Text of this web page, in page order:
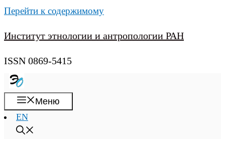
Перейти к содержимому
Институт этнологии и антропологии РАН
ISSN 0869-5415
Меню
EN